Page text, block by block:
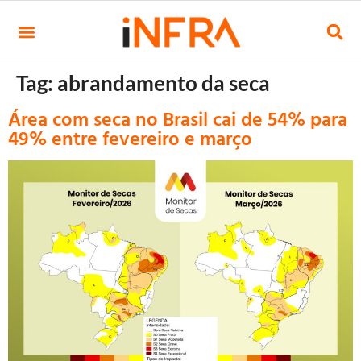
Tag: abrandamento da seca
Área com seca no Brasil cai de 54% para
49% entre fevereiro e março